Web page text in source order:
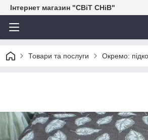
Інтернет магазин "СВіТ СНіВ"
Товари та послуги Окремо: